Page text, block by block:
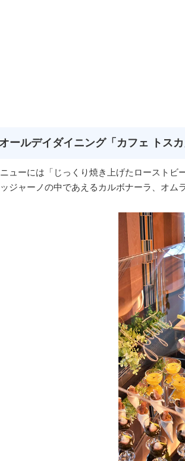
オールデイダイニング「カフェ トス
ニューには「じっくり焼き上げたローストビ
ジャーノの中であえるカルボナーラ、オム